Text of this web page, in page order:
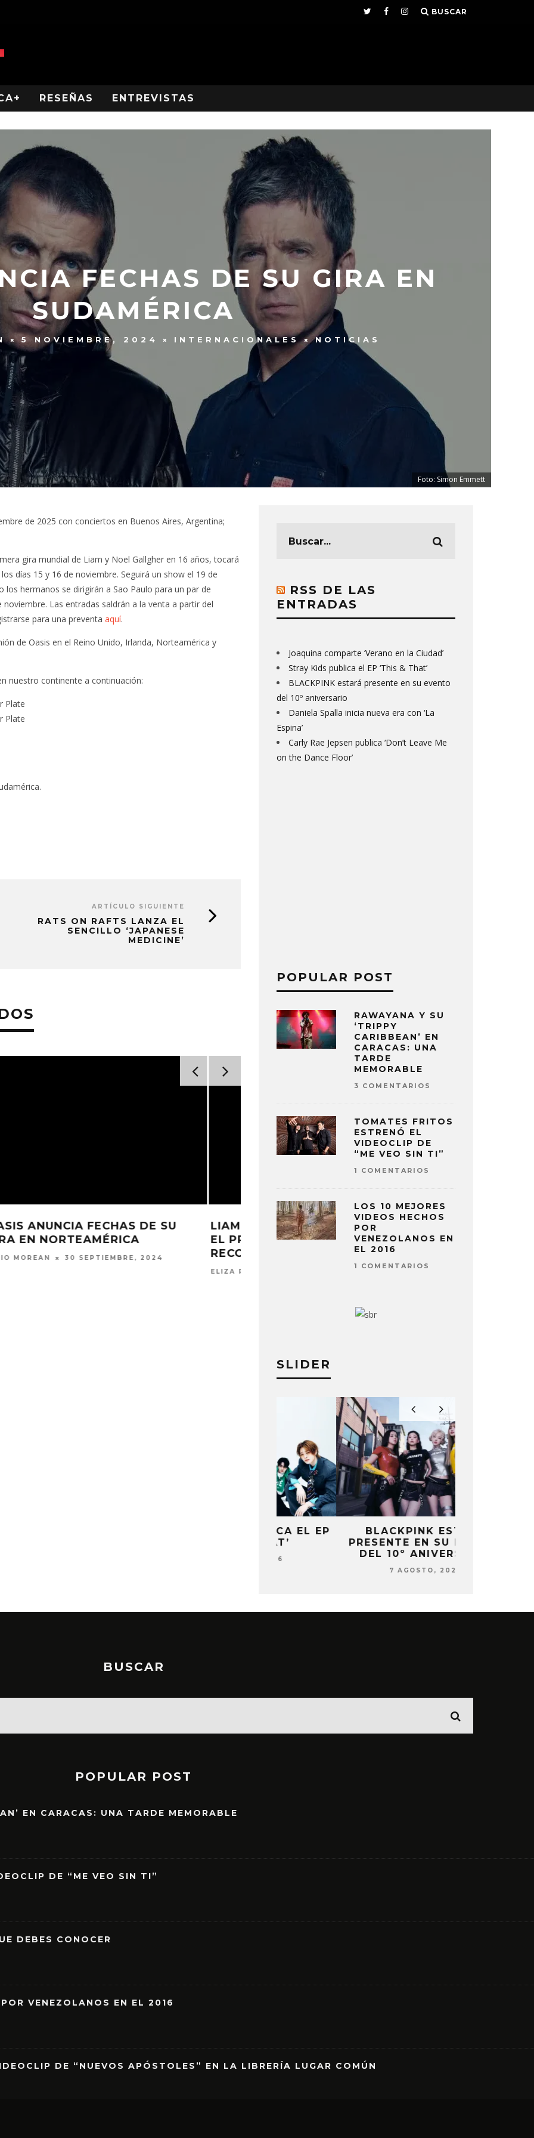
BUSCAR
RESEÑAS ENTREVISTAS
FECHAS DE SU GIRA EN
SUDAMÉRICA
5 NOVIEMBRE, 2024 INTERNACIONALES NOTICIAS
Foto: Simon Emmett
de 2025 con conciertos en Buenos Aires, Argentina;
gira mundial de Liam y Noel Gallgher en 16 años, tocará
días 15 y 16 de noviembre. Seguirá un show el 19 de
hermanos se dirigirán a Sao Paulo para un par de
Las entradas saldrán a la venta a partir del
para una preventa aquí.
de Oasis en el Reino Unido, Irlanda, Norteamérica y
nuestro continente a continuación:
Plate
Plate
ARTÍCULO SIGUIENTE
RATS ON RAFTS LANZA EL
SENCILLO ‘JAPANESE
MEDICINE’
LIAM GALLAGHER AFIRMA QUE DIO
EL PRIMER PASO PARA
RECONCILIARSE CON SU HERMANO
RSS DE LAS
ENTRADAS
Joaquina comparte ‘Verano en la Ciudad’
Stray Kids publica el EP ‘This & That’
BLACKPINK estará presente en su evento
del 10º aniversario
Daniela Spalla inicia nueva era con ‘La
Espina’
Carly Rae Jepsen publica ‘Don’t Leave Me
on the Dance Floor’
POPULAR POST
RAWAYANA Y SU
‘TRIPPY
CARIBBEAN’ EN
CARACAS: UNA
TARDE
MEMORABLE
3 COMENTARIOS
TOMATES FRITOS
ESTRENÓ EL
VIDEOCLIP DE
“ME VEO SIN TI”
1 COMENTARIOS
LOS 10 MEJORES
VIDEOS HECHOS
POR
VENEZOLANOS EN
EL 2016
1 COMENTARIOS
SLIDER
BLACKPINK ESTARÁ
PRESENTE EN SU EVENTO
DEL 10º ANIVERSARIO
7 AGOSTO, 2026
BUSCAR
POPULAR POST
EN CARACAS: UNA TARDE MEMORABLE
DE “ME VEO SIN TI”
DEBES CONOCER
VENEZOLANOS EN EL 2016
DE “NUEVOS APÓSTOLES” EN LA LIBRERÍA LUGAR COMÚN